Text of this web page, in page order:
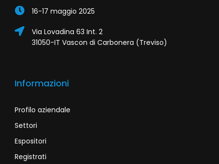
16-17 maggio 2025
Via Lovadina 63 Int. 2
31050-IT Vascon di Carbonera (Treviso)
Informazioni
Profilo aziendale
Settori
Espositori
Registrati